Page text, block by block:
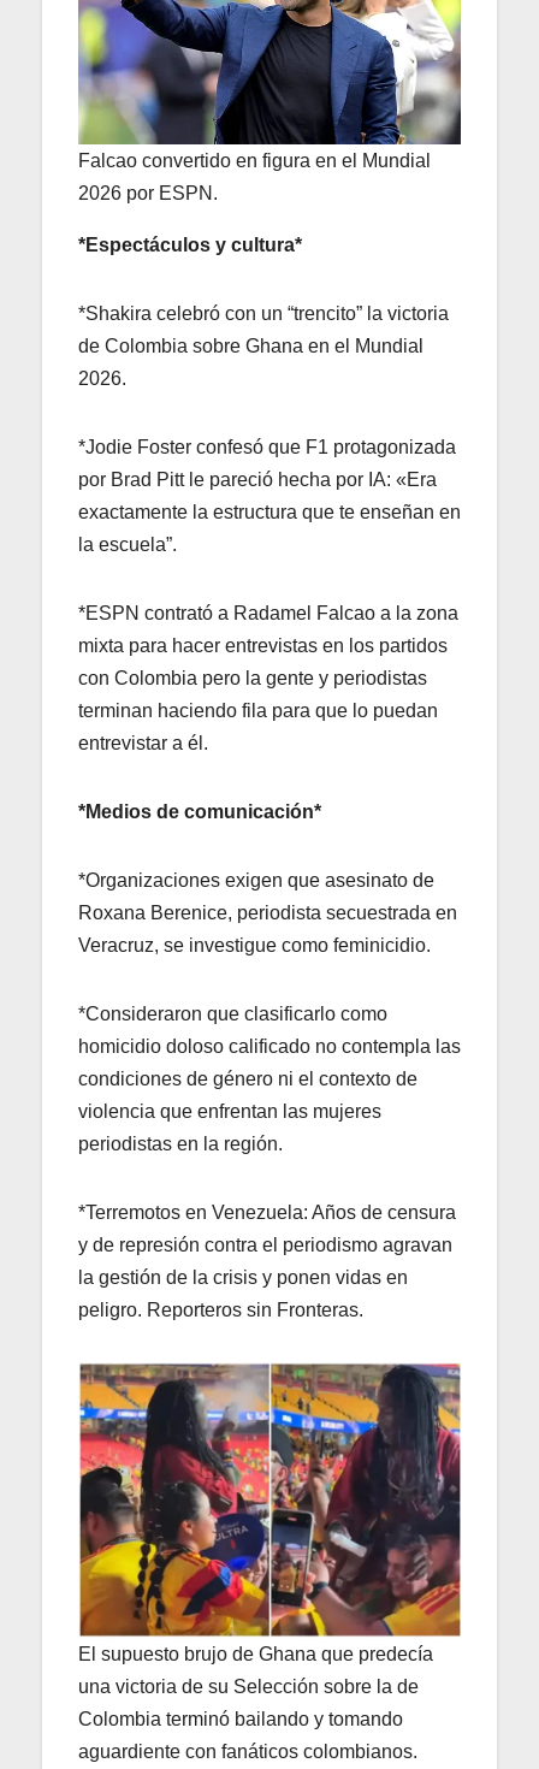
Falcao convertido en figura en el Mundial
2026 por ESPN.
*Espectáculos y cultura*
*Shakira celebró con un “trencito” la victoria
de Colombia sobre Ghana en el Mundial
2026.
*Jodie Foster confesó que F1 protagonizada
por Brad Pitt le pareció hecha por IA: «Era
exactamente la estructura que te enseñan en
la escuela”.
*ESPN contrató a Radamel Falcao a la zona
mixta para hacer entrevistas en los partidos
con Colombia pero la gente y periodistas
terminan haciendo fila para que lo puedan
entrevistar a él.
*Medios de comunicación*
*Organizaciones exigen que asesinato de
Roxana Berenice, periodista secuestrada en
Veracruz, se investigue como feminicidio.
*Consideraron que clasificarlo como
homicidio doloso calificado no contempla las
condiciones de género ni el contexto de
violencia que enfrentan las mujeres
periodistas en la región.
*Terremotos en Venezuela: Años de censura
y de represión contra el periodismo agravan
la gestión de la crisis y ponen vidas en
peligro. Reporteros sin Fronteras.
El supuesto brujo de Ghana que predecía
una victoria de su Selección sobre la de
Colombia terminó bailando y tomando
aguardiente con fanáticos colombianos.